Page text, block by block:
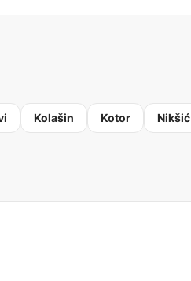
Kolašin Kotor Nikšić